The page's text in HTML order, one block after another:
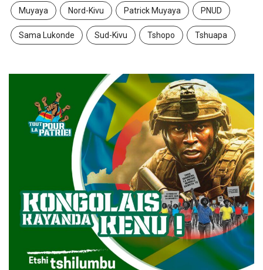
Muyaya Nord-Kivu Patrick Muyaya PNUD
Sama Lukonde Sud-Kivu Tshopo Tshuapa